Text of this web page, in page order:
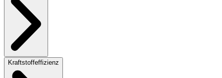
Kraftstoffeffizienz